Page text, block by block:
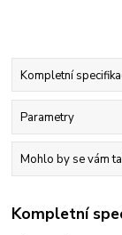
Kompletní
Parametry
Mohlo by se vám
Kompletní